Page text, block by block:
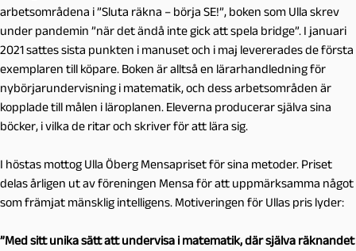
arbetsområdena i ”Sluta räkna – börja SE!”, boken som Ulla skrev
under pandemin ”när det ändå inte gick att spela bridge”. I januari
2021 sattes sista punkten i manuset och i maj levererades de första
exemplaren till köpare. Boken är alltså en lärarhandledning för
nybörjarundervisning i matematik, och dessarbetsområden är
kopplade till målen i läroplanen. Eleverna producerar själva sina
böcker, i vilka de ritar och skriver för att lära sig.
I höstas mottog Ulla Öberg Mensaprisetför sina metoder. Priset
delas årligen ut av föreningen Mensa för att uppmärksamma något
som främjat mänsklig intelligens. Motiveringen för Ullas pris lyder:
”Med sitt unika sätt att undervisa i matematik, där själva räknandet